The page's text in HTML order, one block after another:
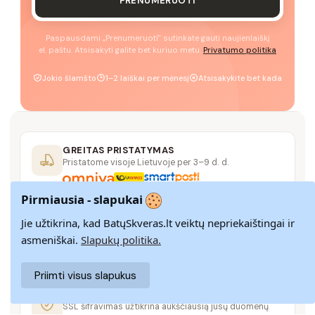
Paspausdami „Prenumeruoti" sutinkate gauti naujienlaiškį
el. paštu. Atsisakyti galite bet kuriuo metu. Privatumo politika
Jokio šlamšto 1–2 laiškai per mėnesį Atsisakykite bet kada
GREITAS PRISTATYMAS
Pristatome visoje Lietuvoje per 3–9 d. d.
14 DIENŲ GRĄŽINIMAS
Paprastas grąžinimas paštomatais su pinigų
grąžinimo garantija
SSL šifravimas užtikrina aukščiausią jūsų duomenų
Pirmiausia - slapukai
Jie užtikrina, kad BatųSkveras.lt veiktų nepriekaištingai ir
asmeniškai. Slapukų politika.
Priimti visus slapukus